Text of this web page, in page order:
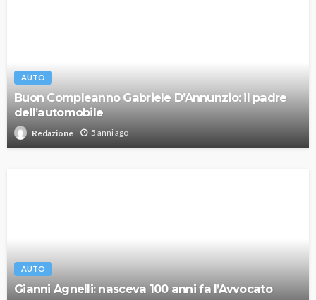
AUTO
Buon Compleanno Gabriele D’Annunzio: il padre
dell’automobile
Redazione 5 anni ago
AUTO
Gianni Agnelli: nasceva 100 anni fa l’Avvocato